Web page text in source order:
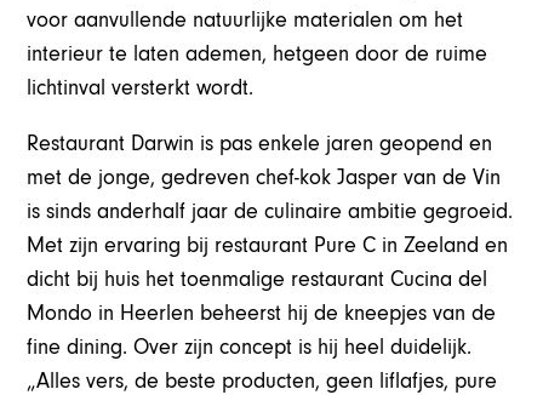
voor aanvullende natuurlijke materialen om het
interieur te laten ademen, hetgeen door de ruime
lichtinval versterkt wordt.
Restaurant Darwin is pas enkele jaren geopend en
met de jonge, gedreven chef-kok Jasper van de Vin
is sinds anderhalf jaar de culinaire ambitie gegroeid.
Met zijn ervaring bij restaurant Pure C in Zeeland en
dicht bij huis het toenmalige restaurant Cucina del
Mondo in Heerlen beheerst hij de kneepjes van de
fine dining. Over zijn concept is hij heel duidelijk.
„Alles vers, de beste producten, geen liflafjes, pure